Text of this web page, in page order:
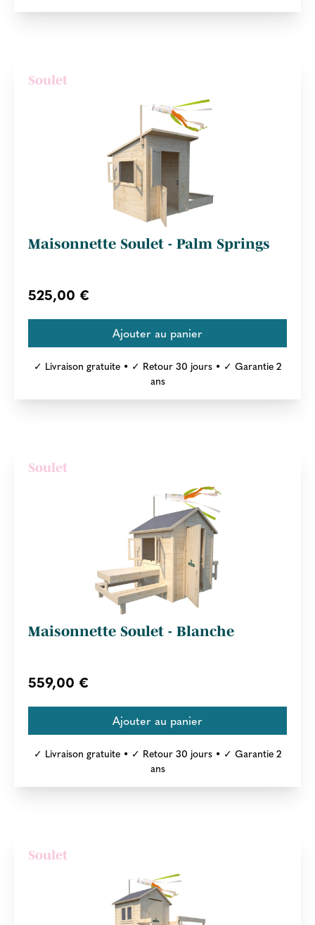
Soulet
Maisonnette Soulet - Palm Springs
525,00 €
✓ Livraison gratuite • ✓ Retour 30 jours • ✓ Garantie 2
ans
Soulet
Maisonnette Soulet - Blanche
559,00 €
✓ Livraison gratuite • ✓ Retour 30 jours • ✓ Garantie 2
ans
Soulet